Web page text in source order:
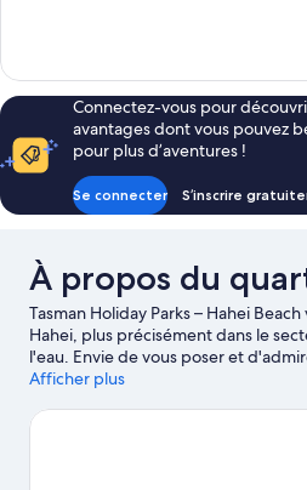
Cabane,
cuisine
le
type
de
chambre
Cabane,
Connectez-vous pour
avantages dont vous pouvez
pour plus d’aventures !
Se connecter S’inscrire
À propos du
Tasman Holiday Parks – Hahei
Hahei, plus précisément dans le
l'eau. Envie de vous poser et
lieux ? Les incontournables Plage de
Hot Water Beach à votre liste de
Afficher plus